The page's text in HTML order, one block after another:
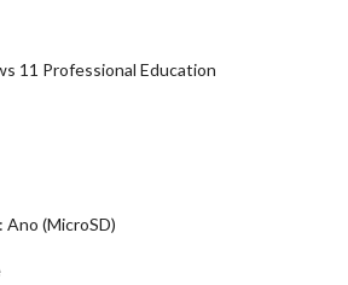
11 Professional Education
(MicroSD)